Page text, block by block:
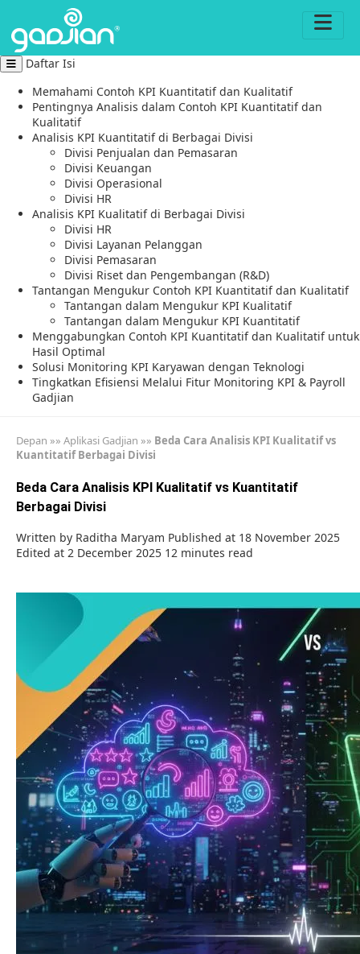
Daftar Isi
Memahami Contoh KPI Kuantitatif dan Kualitatif
Pentingnya Analisis dalam Contoh KPI Kuantitatif dan
Kualitatif
Analisis KPI Kuantitatif di Berbagai Divisi
Divisi Penjualan dan Pemasaran
Divisi Keuangan
Divisi Operasional
Divisi HR
Analisis KPI Kualitatif di Berbagai Divisi
Divisi HR
Divisi Layanan Pelanggan
Divisi Pemasaran
Divisi Riset dan Pengembangan (R&D)
Tantangan Mengukur Contoh KPI Kuantitatif dan Kualitatif
Tantangan dalam Mengukur KPI Kualitatif
Tantangan dalam Mengukur KPI Kuantitatif
Menggabungkan Contoh KPI Kuantitatif dan Kualitatif untuk
Hasil Optimal
Solusi Monitoring KPI Karyawan dengan Teknologi
Tingkatkan Efisiensi Melalui Fitur Monitoring KPI & Payroll
Gadjian
Depan »» Aplikasi Gadjian »» Beda Cara Analisis KPI Kualitatif vs
Kuantitatif Berbagai Divisi
Beda Cara Analisis KPI Kualitatif vs Kuantitatif
Berbagai Divisi
Written by Raditha Maryam Published at 18 November 2025
Edited at 2 December 2025 12 minutes read